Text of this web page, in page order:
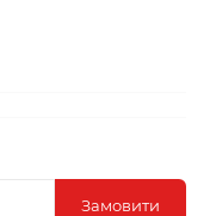
Замовити